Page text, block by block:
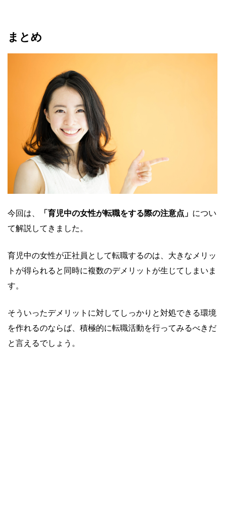
まとめ
今回は、 「育児中の女性が転職をする際の注意点」 につい
て解説してきました。
育児中の女性が正社員として転職するのは、大きなメリッ
トが得られると同時に複数のデメリットが生じてしまいま
す。
そういったデメリットに対してしっかりと対処できる環境
を作れるのならば、積極的に転職活動を行ってみるべきだ
と言えるでしょう。